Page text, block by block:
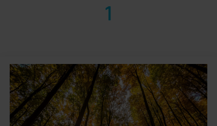
Szabad helyek száma: